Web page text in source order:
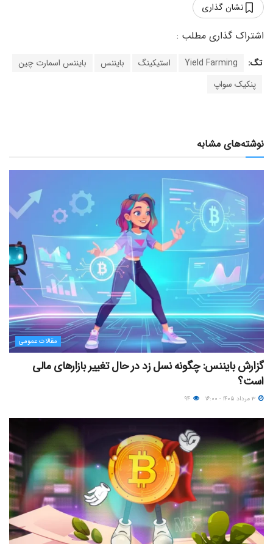
نشان گذاری
تگ: Yield Farming استیکینگ بایننس
بایننس اسمارت چین
پنکیک سواپ
نوشته‌های مشابه
مقالات عمومی
گزارش بایننس: چگونه نسل زد در حال تغییر بازارهای مالی
است؟